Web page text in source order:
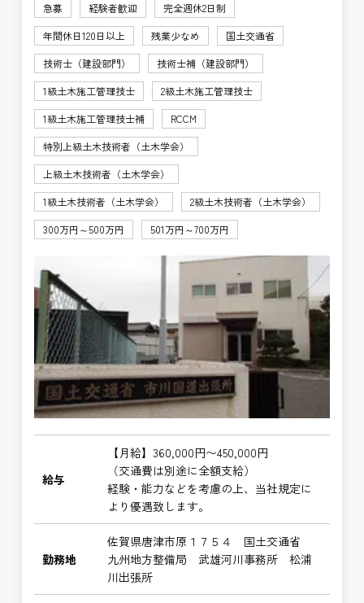
急募 経験者歓迎
完全週休2日制
年間休日120日以上
残業少なめ
国土交通省
技術士（建設部門）
技術士補（建設部門）
1級土木施工管理技士
2級土木施工管理技士
1級土木施工管理技士補
RCCM
特別上級土木技術者（土木学会）
上級土木技術者（土木学会）
1級土木技術者（土木学会）
2級土木技術者（土木学会）
300万円～500万円
501万円～700万円
給与
【月給】360,000円〜450,000円
（交通費は別途に全額支給）
経験・能力などを考慮の上、当社規定に
より優遇致します。
勤務地
佐賀県唐津市原１７５４ 国土交通省
九州地方整備局 武雄河川事務所 松浦
川出張所